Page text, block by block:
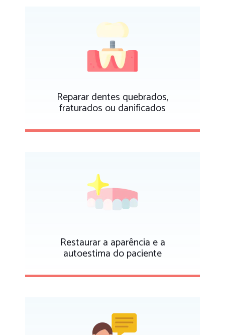
Reparar dentes quebrados,
fraturados ou danificados
Restaurar a aparência e a
autoestima do paciente